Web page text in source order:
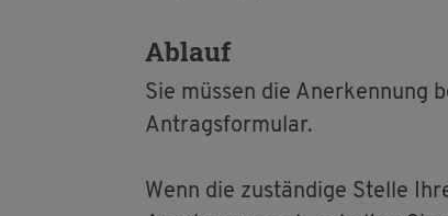
Ab­lauf
Sie müs­sen die An­er­ken­nung
An­trags­for­mu­lar.
Wenn die zu­stän­di­ge Stel­le